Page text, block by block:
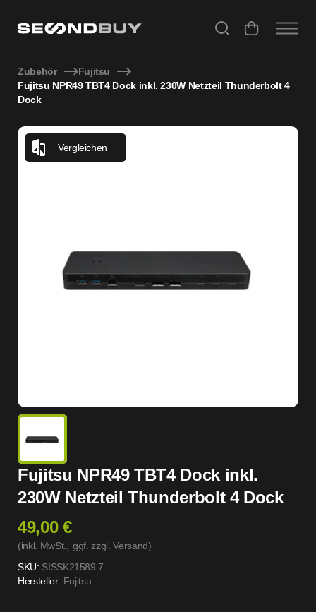
Zubehör
Fujitsu
Fujitsu NPR49 TBT4 Dock inkl. 230W Netzteil Thunderbolt 4
Dock
Vergleichen
Fujitsu NPR49 TBT4 Dock inkl.
230W Netzteil Thunderbolt 4 Dock
49,00 €
(inkl. MwSt., ggf. zzgl. Versand)
SKU: SISSK21589.7
Hersteller: Fujitsu